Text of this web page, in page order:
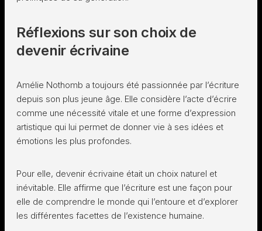
Réflexions sur son choix de
devenir écrivaine
Amélie Nothomb a toujours été passionnée par l’écriture
depuis son plus jeune âge. Elle considère l’acte d’écrire
comme une nécessité vitale et une forme d’expression
artistique qui lui permet de donner vie à ses idées et
émotions les plus profondes.
Pour elle, devenir écrivaine était un choix naturel et
inévitable. Elle affirme que l’écriture est une façon pour
elle de comprendre le monde qui l’entoure et d’explorer
les différentes facettes de l’existence humaine.